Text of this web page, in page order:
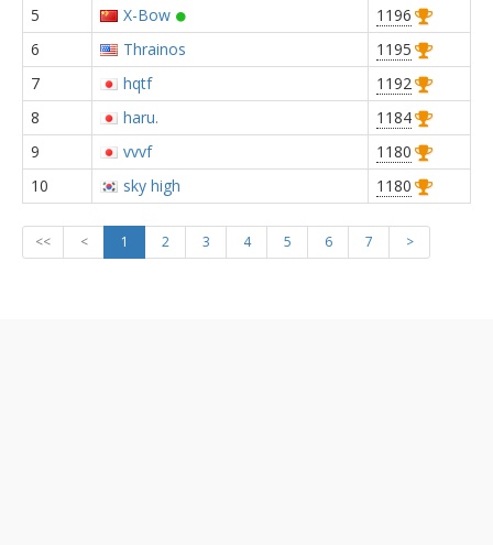
5
X-Bow
1196
6
Thrainos
1195
7
hqtf
1192
8
haru.
1184
9
vvvf
1180
10
sky high 1180
<< < 1 2 3 4 5 6 7 >